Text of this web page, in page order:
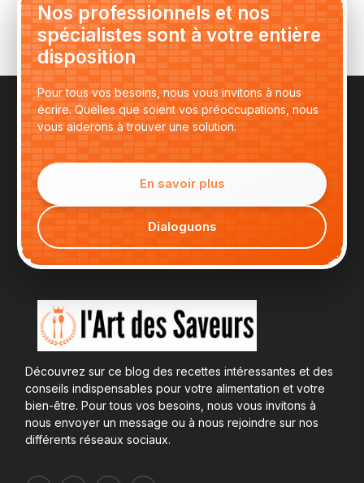
Nos professionnels et nos
spécialistes sont à votre entière
disposition
Pour tous vos besoins, nous vous invitons à nous
écrire. Quelles que soient vos préoccupations, nous
vous aiderons à trouver une solution.
En savoir plus
Dialoguons
Découvrez sur ce blog des recettes intéressantes et des
conseils indispensables pour votre alimentation et votre
bien-être. Pour tous vos besoins, nous vous invitons à
nous envoyer un message ou à nous rejoindre sur nos
différents réseaux sociaux.